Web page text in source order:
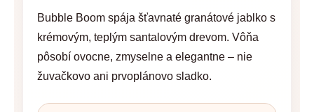
Bubble Boom spája šťavnaté granátové jablko s
krémovým, teplým santalovým drevom. Vôňa
pôsobí ovocne, zmyselne a elegantne – nie
žuvačkovo ani prvoplánovo sladko.